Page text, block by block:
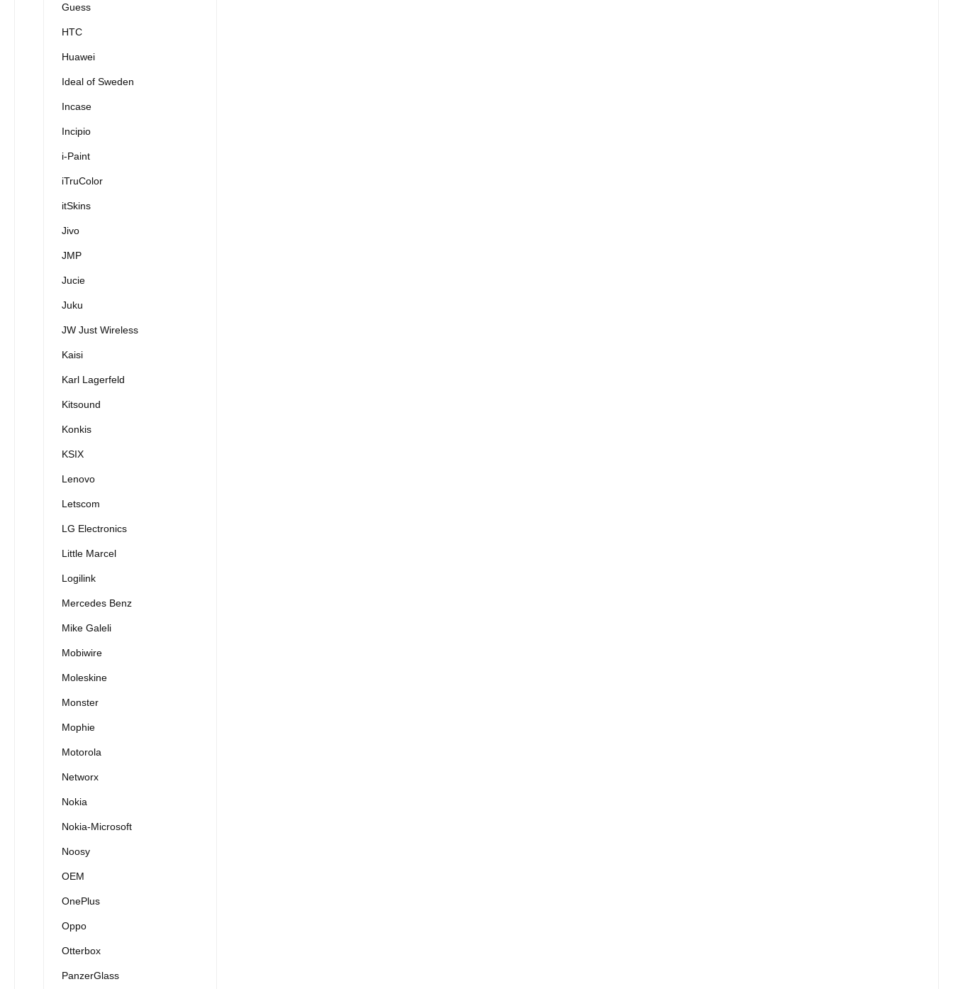
Guess
HTC
Huawei
Ideal of Sweden
Incase
Incipio
i-Paint
iTruColor
itSkins
Jivo
JMP
Jucie
Juku
JW Just Wireless
Kaisi
Karl Lagerfeld
Kitsound
Konkis
KSIX
Lenovo
Letscom
LG Electronics
Little Marcel
Logilink
Mercedes Benz
Mike Galeli
Mobiwire
Moleskine
Monster
Mophie
Motorola
Networx
Nokia
Nokia-Microsoft
Noosy
OEM
OnePlus
Oppo
Otterbox
PanzerGlass